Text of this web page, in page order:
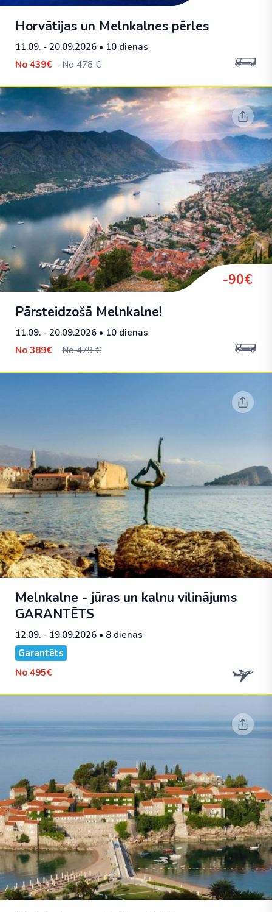
Horvātijas un Melnkalnes pērles
11.09. - 20.09.2026 • 10 dienas
No 439€ No 478 €
-90€
Pārsteidzošā Melnkalne!
11.09. - 20.09.2026 • 10 dienas
No 389€ No 479 €
Melnkalne - jūras un kalnu vilinājums
GARANTĒTS
12.09. - 19.09.2026 • 8 dienas
Garantēts
No 495€